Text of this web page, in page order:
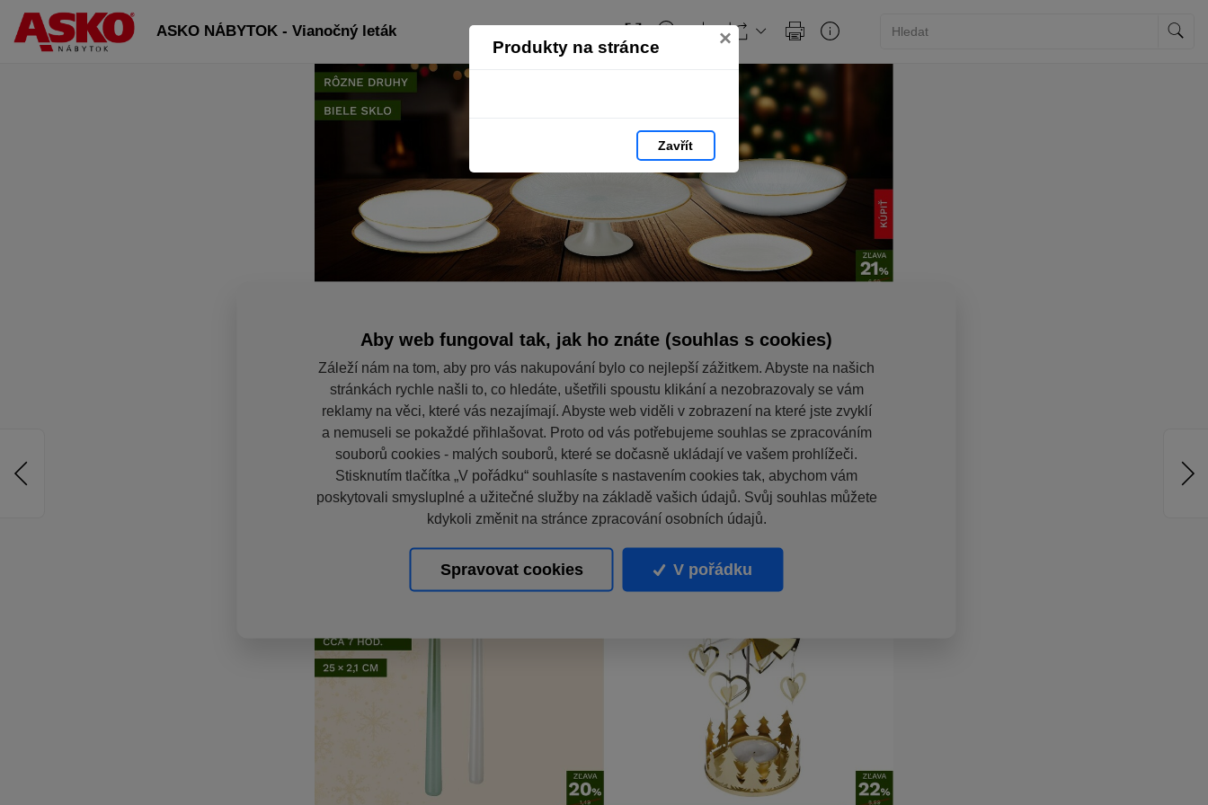
Produkty na stránce ×
Zavřít
ASKO NÁBYTOK - Vianočný leták
Aby web fungoval tak, jak ho znáte (souhlas s cookies)
Záleží nám na tom, aby pro vás nakupování bylo co nejlepší zážitkem. Abyste na našich
stránkách rychle našli to, co hledáte, ušetřili spoustu klikání a nezobrazovaly se vám
reklamy na věci, které vás nezajímají. Abyste web viděli v zobrazení na které jste zvyklí
a nemuseli se pokaždé přihlašovat. Proto od vás potřebujeme souhlas se zpracováním
souborů cookies - malých souborů, které se dočasně ukládají ve vašem prohlížeči.
Stisknutím tlačítka „V pořádku“ souhlasíte s nastavením cookies tak, abychom vám
poskytovali smysluplné a užitečné služby na základě vašich údajů. Svůj souhlas můžete
kdykoli změnit na stránce zpracování osobních údajů.
Spravovat cookies V pořádku